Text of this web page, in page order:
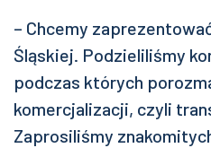
– Chcemy
Śląskiej. Podzieliliśmy
podczas których
komercjalizacji, czyli
Zaprosiliśmy